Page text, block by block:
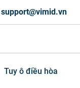
support@vimid.vn
Tuy ô điều hòa